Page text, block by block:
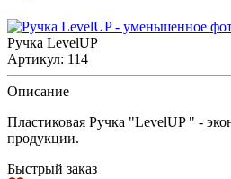
Ручка LevelUP
Артикул: 114
Описание
Пластиковая Ручка "LevelUP " -
продукции.
Быстрый заказ